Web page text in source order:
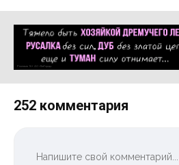
Реклама 16+ АО «ЛитГород»
252 комментария